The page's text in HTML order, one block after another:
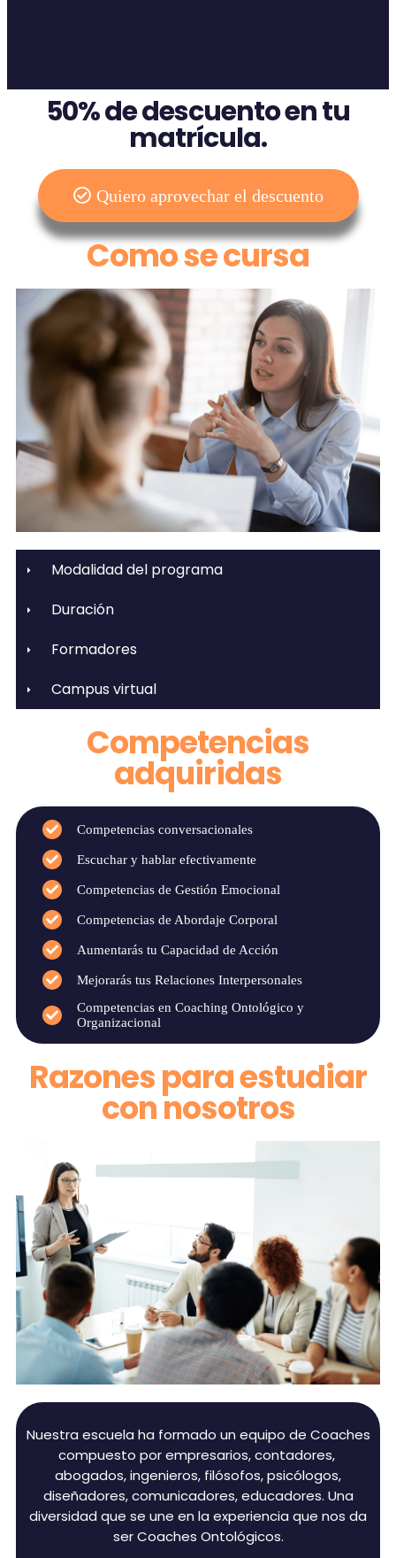
50% de descuento en tu
matrícula.
Quiero aprovechar el descuento
Como se cursa
Modalidad del programa
Duración
Formadores
Campus virtual
Competencias
adquiridas
Competencias conversacionales
Escuchar y hablar efectivamente
Competencias de Gestión Emocional
Competencias de Abordaje Corporal
Aumentarás tu Capacidad de Acción
Mejorarás tus Relaciones Interpersonales
Competencias en Coaching Ontológico y
Organizacional
Razones para estudiar
con nosotros
Nuestra escuela ha formado un equipo de Coaches
compuesto por empresarios, contadores,
abogados, ingenieros, filósofos, psicólogos,
diseñadores, comunicadores, educadores. Una
diversidad que se une en la experiencia que nos da
ser Coaches Ontológicos.